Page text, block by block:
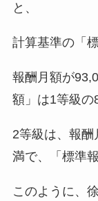
と、
計算基準の「
報酬月額が
額」は1等級の
2等級は、報
満で、「標準
このように、